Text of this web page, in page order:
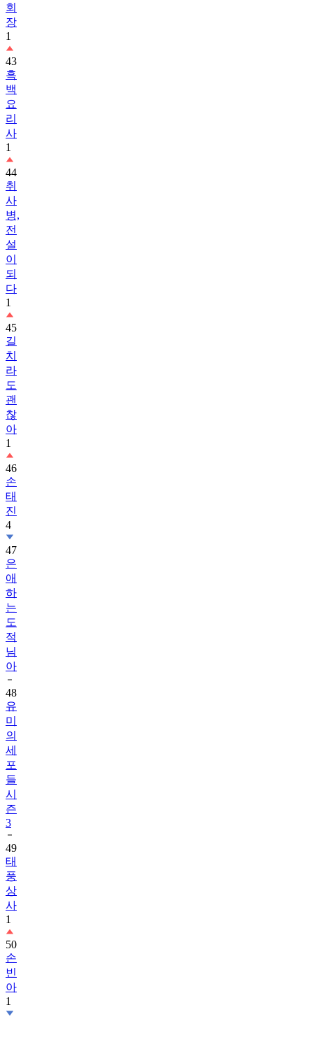
회
장
1
43
흑
백
요
리
사
1
44
취
사
병,
전
설
이
되
다
1
45
길
치
라
도
괜
찮
아
1
46
손
태
진
4
47
은
애
하
는
도
적
님
아
48
유
미
의
세
포
들
시
즌
3
49
태
풍
상
사
1
50
손
빈
아
1